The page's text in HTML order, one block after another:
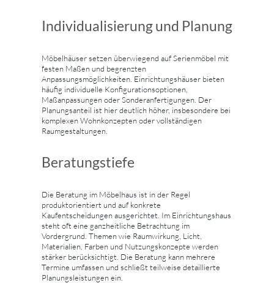
Individualisierung und Planung
Möbelhäuser setzen überwiegend auf Serienmöbel mit
festen Maßen und begrenzten
Anpassungsmöglichkeiten. Einrichtungshäuser bieten
häufig individuelle Konfigurationsoptionen,
Maßanpassungen oder Sonderanfertigungen. Der
Planungsanteil ist hier deutlich höher, insbesondere bei
komplexen Wohnkonzepten oder vollständigen
Raumgestaltungen.
Beratungstiefe
Die Beratung im Möbelhaus ist in der Regel
produktorientiert und auf konkrete
Kaufentscheidungen ausgerichtet. Im Einrichtungshaus
steht oft eine ganzheitliche Betrachtung im
Vordergrund. Themen wie Raumwirkung, Licht,
Materialien, Farben und Nutzungskonzepte werden
stärker berücksichtigt. Die Beratung kann mehrere
Termine umfassen und schließt teilweise detaillierte
Planungsleistungen ein.